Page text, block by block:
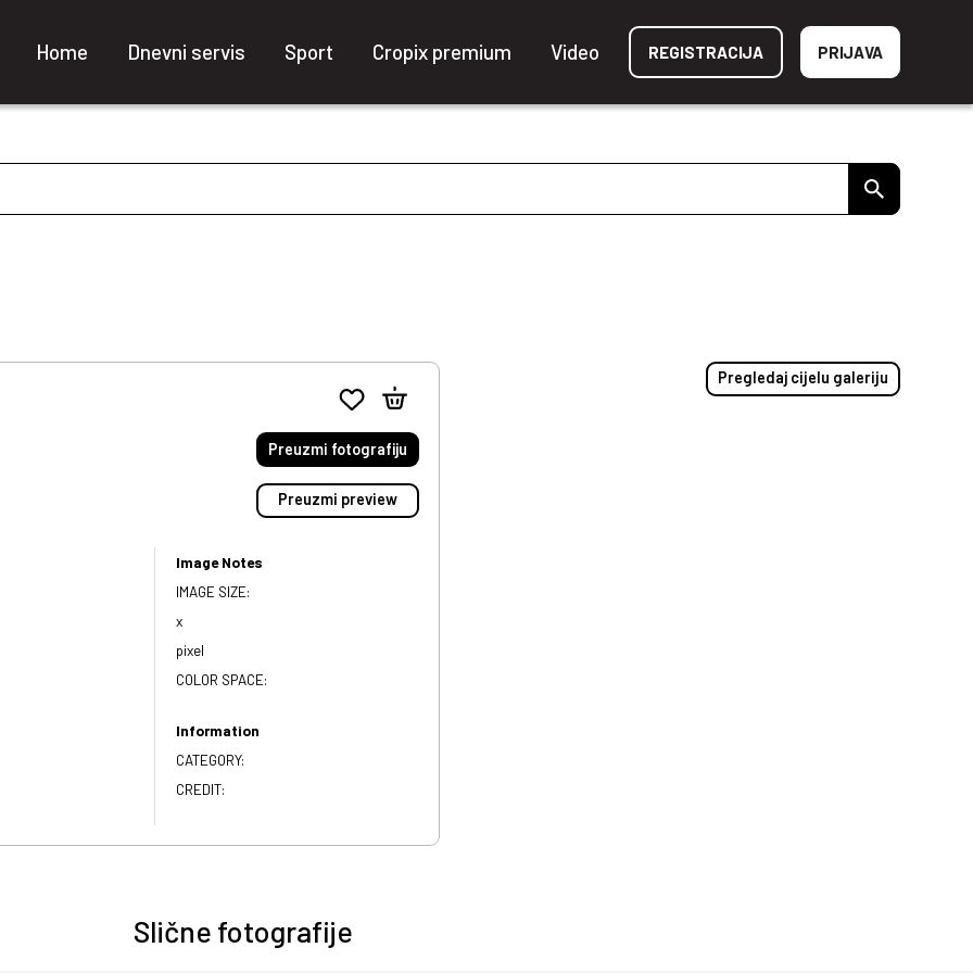
Home Dnevni servis Sport Cropix premium Video REGISTRACIJA PRIJAVA
Preuzmi fotografiju
Preuzmi preview
Image Notes
IMAGE SIZE:
x
pixel
COLOR SPACE:
Information
CATEGORY:
CREDIT:
Pregledaj cijelu galeriju
Slične fotografije